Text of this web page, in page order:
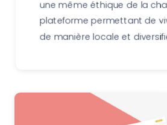
une même éthique de la
plateforme permettant de
de manière locale et